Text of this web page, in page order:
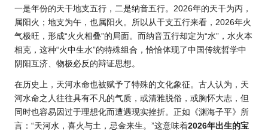
一是年份的天干地支五行，二是纳音五行。2026年的天干为丙，
属阳火；地支为午，也属阳火。所以从干支五行来看，2026年火
气极旺，形成“火火相叠”的局面。而纳音五行却定为“水”，水火本
相克，这种“火中生水”的特殊组合，恰恰体现了中国传统哲学中
阴阳互济、物极必反的辩证思想。
在历史上，天河水命也被赋予了特殊的文化象征。古人认为，天
河水命之人往往具有不凡的气质，或清雅脱俗，或胸怀大志，但
同时也容易因过于理想化而遭遇现实挫折。正如《渊海子平》所
言：“天河水，喜火与土，忌金来生。”这意味着2026年出生的宝